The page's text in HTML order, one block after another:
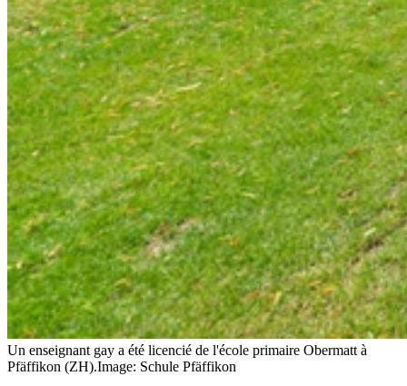
Un enseignant gay a été licencié de l'école primaire Obermatt à
Pfäffikon (ZH).Image: Schule Pfäffikon